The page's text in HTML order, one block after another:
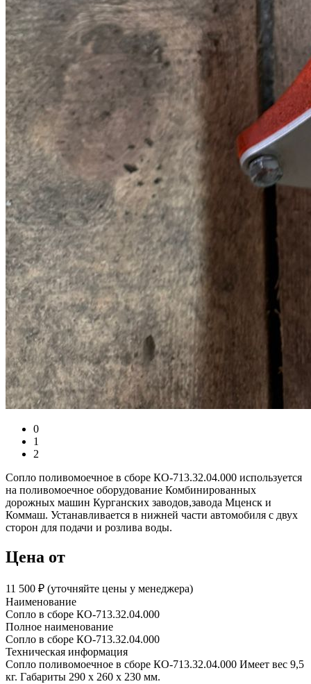
0
1
2
Сопло поливомоечное в сборе КО-713.32.04.000 используется
на поливомоечное оборудование Комбинированных
дорожных машин Курганских заводов,завода Мценск и
Коммаш. Устанавливается в нижней части автомобиля с двух
сторон для подачи и розлива воды.
Цена от
11 500 ₽︁ (уточняйте цены у менеджера)
Наименование
Сопло в сборе КО-713.32.04.000
Полное наименование
Сопло в сборе КО-713.32.04.000
Техническая информация
Сопло поливомоечное в сборе КО-713.32.04.000 Имеет вес 9,5
кг. Габариты 290 х 260 х 230 мм.